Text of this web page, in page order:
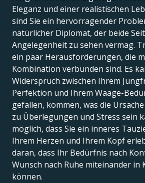
Eleganz und einer realistischen
sind Sie ein hervorragender
natürlicher Diplomat, der beide
Angelegenheit zu sehen vermag.
ein paar Herausforderungen, die
Kombination verbunden sind. Es
Widerspruch zwischen Ihrem
Perfektion und Ihrem Waage-
gefallen, kommen, was die
zu Überlegungen und Stress sein
möglich, dass Sie ein inneres
Ihrem Herzen und Ihrem Kopf
daran, dass Ihr Bedürfnis nach
Wunsch nach Ruhe miteinander in
können.